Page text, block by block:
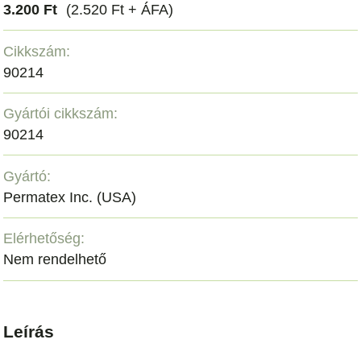
3.200 Ft (2.520 Ft + ÁFA)
Cikkszám:
90214
Gyártói cikkszám:
90214
Gyártó:
Permatex Inc. (USA)
Elérhetőség:
Nem rendelhető
Leírás